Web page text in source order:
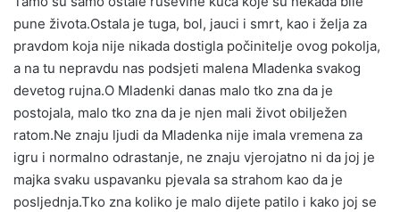
pune života.Ostala je tuga, bol, jauci i smrt, kao i želja za
pravdom koja nije nikada dostigla počinitelje ovog pokolja,
a na tu nepravdu nas podsjeti malena Mladenka svakog
devetog rujna.O Mladenki danas malo tko zna da je
postojala, malo tko zna da je njen mali život obilježen
ratom.Ne znaju ljudi da Mladenka nije imala vremena za
igru i normalno odrastanje, ne znaju vjerojatno ni da joj je
majka svaku uspavanku pjevala sa strahom kao da je
posljednja.Tko zna koliko je malo dijete patilo i kako joj se